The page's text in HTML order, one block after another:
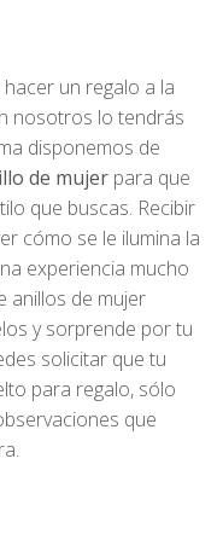
un regalo a la
nosotros lo tendrás
disponemos de
de mujer para que
que buscas. Recibir
cómo se le ilumina la
experiencia mucho
anillos de mujer
y sorprende por tu
solicitar que tu
para regalo, sólo
que